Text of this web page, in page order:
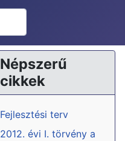
Népszerű
cikkek
Fejlesztési terv
2012. évi I. törvény a